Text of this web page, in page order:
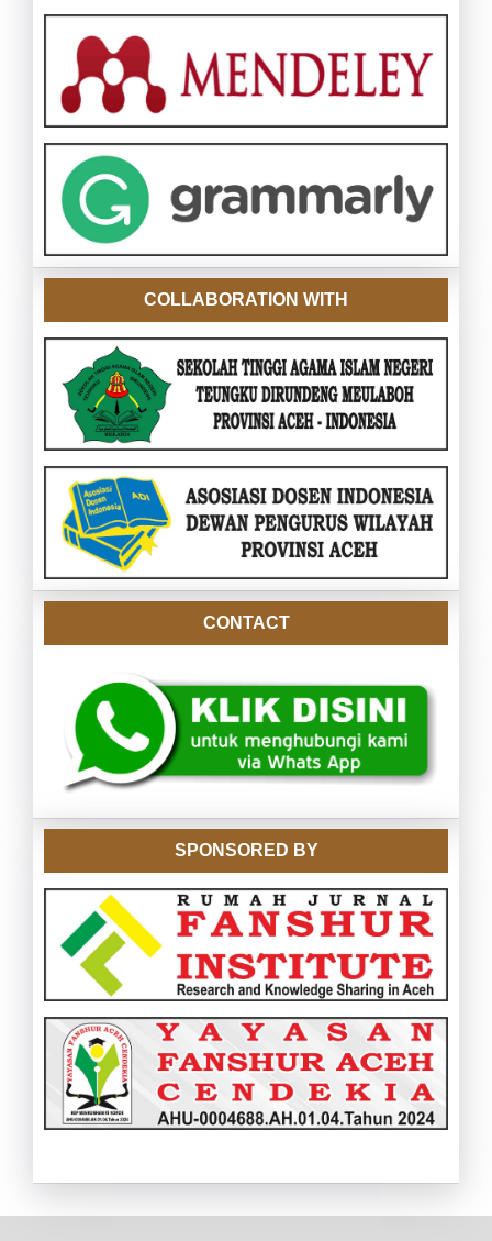
COLLABORATION WITH
CONTACT
SPONSORED BY